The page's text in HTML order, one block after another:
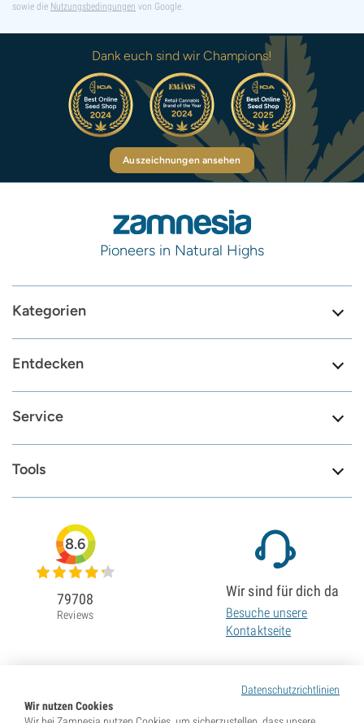
sowie die Nutzungsbedingungen von Google.
Dank euch sind wir Champions!
Auszeichnungen ansehen
Pioneers in Natural Highs
Kategorien
Entdecken
Service
Tools
Datenschutzrichtlinien
Wir nutzen Cookies
8.6
79708
Reviews
Wir sind für dich da
Besuche unsere
Kontaktseite